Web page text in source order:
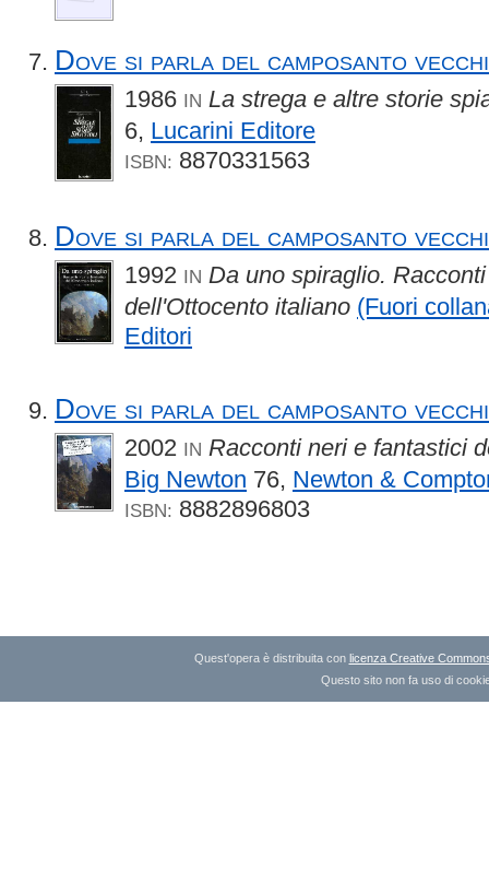
Dove si parla del camposanto
1986 IN La strega e altre storie
6, Lucarini Editore
ISBN: 8870331563
Dove si parla del camposanto
1992 IN Da uno spiraglio.
dell'Ottocento italiano (Fuori
Editori
Dove si parla del camposanto
2002 IN Racconti neri e fantastici
Big Newton 76, Newton &
ISBN: 8882896803
Quest'opera è distribuita con licenza Creative
Questo sito non fa uso di